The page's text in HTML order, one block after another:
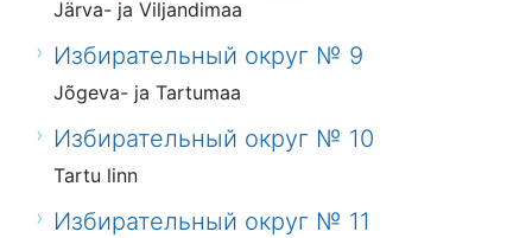
Järva- ja Viljandimaa
Избирательный округ № 9
Jõgeva- ja Tartumaa
Избирательный округ № 10
Tartu linn
Избирательный округ № 11